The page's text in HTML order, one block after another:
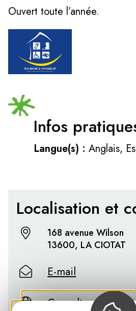
Ouvert toute l’année.
Infos
Langue(s) : Anglais,
Localisation et
168 avenue Wilson
13600, LA CIOTAT
E-mail
Consultez notre